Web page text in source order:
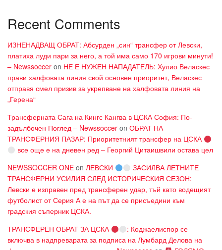
Recent Comments
ИЗНЕНАДВАЩ ОБРАТ: Абсурден „син“ трансфер от Левски,
платиха луди пари за него, а той има само 170 игрови минути!
– Newssoccer on НЕ Е НУЖЕН НАПАДАТЕЛЬ: Хулио Веласкес
прави халфовата линия свой основен приоритет, Веласкес
отправя смел призив за укрепване на халфовата линия на
„Герена“
Трансферната Сага на Кингс Кангва в ЦСКА София: По-
задълбочен Поглед – Newssoccer on ОБРАТ НА
ТРАНСФЕРНИЯ ПАЗАР: Приоритетният трансфер на ЦСКА
все още е на дневен ред – Георгий Цитаишвили остава цел
NEWSSOCCER ONE on ЛЕВСКИ
ЗАСИЛВА ЛЕТНИТЕ
ТРАНСФЕРНИ УСИЛИЯ СЛЕД ИСТОРИЧЕСКИЯ СЕЗОН:
Левски е изправен пред трансферен удар, тъй като водещият
футболист от Серия А е на път да се присъедини към
градския съперник ЦСКА.
ТРАНСФЕРЕН ОБРАТ ЗА ЦСКА
: Коджаелиспор се
включва в надпреварата за подписа на Лумбард Делова на